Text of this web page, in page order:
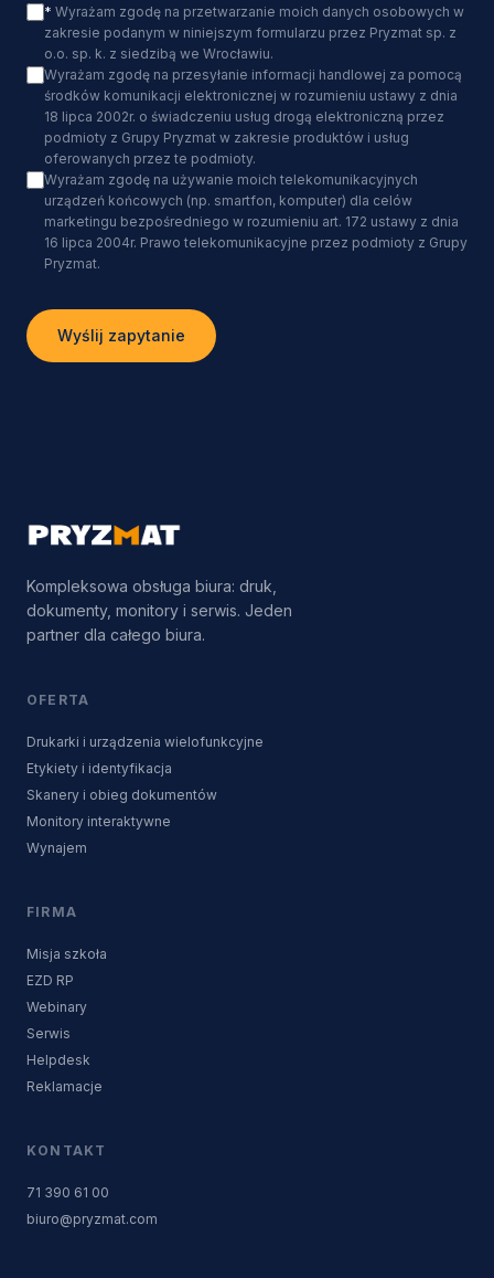
* Wyrażam zgodę na przetwarzanie moich danych osobowych w
zakresie podanym w niniejszym formularzu przez Pryzmat sp. z
o.o. sp. k. z siedzibą we Wrocławiu.
Wyrażam zgodę na przesyłanie informacji handlowej za pomocą
środków komunikacji elektronicznej w rozumieniu ustawy z dnia
18 lipca 2002r. o świadczeniu usług drogą elektroniczną przez
podmioty z Grupy Pryzmat w zakresie produktów i usług
oferowanych przez te podmioty.
Wyrażam zgodę na używanie moich telekomunikacyjnych
urządzeń końcowych (np. smartfon, komputer) dla celów
marketingu bezpośredniego w rozumieniu art. 172 ustawy z dnia
16 lipca 2004r. Prawo telekomunikacyjne przez podmioty z Grupy
Pryzmat.
Wyślij zapytanie
Kompleksowa obsługa biura: druk,
dokumenty, monitory i serwis. Jeden
partner dla całego biura.
OFERTA
Drukarki i urządzenia wielofunkcyjne
Etykiety i identyfikacja
Skanery i obieg dokumentów
Monitory interaktywne
Wynajem
FIRMA
Misja szkoła
EZD RP
Webinary
Serwis
Helpdesk
Reklamacje
KONTAKT
71 390 61 00
biuro@pryzmat.com